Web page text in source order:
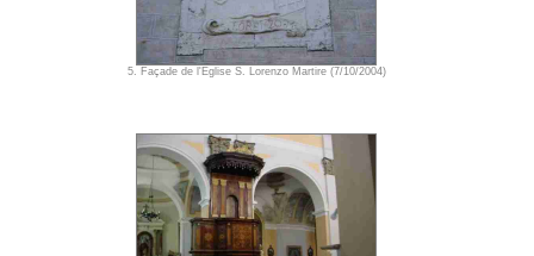
5. Façade de l'Eglise S. Lorenzo Martire (7/10/2004)